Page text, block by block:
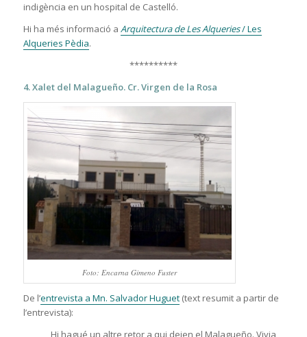
indigència en un hospital de Castelló.
Hi ha més informació a Arquitectura de Les Alqueries/ Les
Alqueries Pèdia.
**********
4. Xalet del Malagueño. Cr. Virgen de la Rosa
Foto: Encarna Gimeno Fuster
De l’entrevista a Mn. Salvador Huguet(text resumit a partir de
l’entrevista):
Hi hagué un altre retor a qui deien el Malagueño. Vivia